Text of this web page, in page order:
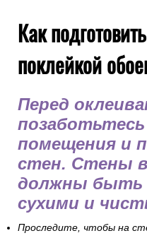
Как
поклейкой
Перед
помещения и
стен. Стены
должны быть
сухими и
Проследите, чтобы на